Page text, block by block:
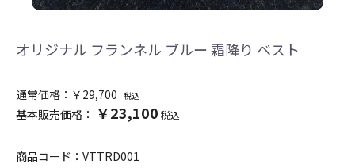
オリジナル フランネル ブルー 霜降り ベスト
通常価格：￥29,700 税込
基本販売価格： ￥23,100 税込
商品コード： VTTRD001